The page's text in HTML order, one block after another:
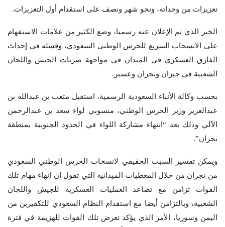
تعزيزات من وحداته، ونحو شهر ونصف على استقدام أول التعزيزات.
الخبر الذي تم الإعلان عنه رسميا، وضع الكثير من علامات الاستفهام
على الانسحاب السريع للحرس الوطني السعودي، وفشله في إحداث
الفارق العسكري في الميدان في مواجهة ضربات الجيش واللجان
الشعبية في جيزان ونجران وعسير.
بحسب وكالة الأنباء السعودية الرسمية، استقبل متعب بن عبدالله بن
عبدالعزيز وزير الحرس الوطني، منسوبي لواء سعد بن عبدالرحمن
الآلي وذلك بعد “انتهاء مشاركة اللواء في الحدود الجنوبية بمنطقة
نجران”.
ويمكن تفسير السبب الحقيقي لانسحاب الحرس الوطني السعودي
من نجران من خلال المعطيات الميدانية التي تقول إن إنهاء مهام تلك
القوات تزامن مع تصاعد العمليات العسكرية للجيش واللجان
الشعبية، وبالتزامن أيضا مع استقدام النظام السعودي للتكفيرين من
اليمن وسوريا، الأمر الذي يؤكد تعرض تلك القوات للهزيمة في فترة